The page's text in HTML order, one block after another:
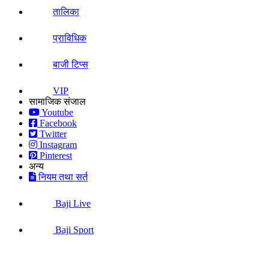
तालिका
प्राविधिक
बाजी टिप्स
VIP
सामाजिक संजाल
Youtube
Facebook
Twitter
Instagram
Pinterest
अन्य
नियम तथा सर्त
Baji Live
Baji Sport